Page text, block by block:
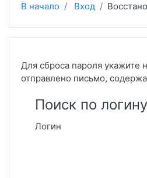
В начало Вход
Для сброса пароля укажите
отправлено письмо,
Поиск по логину
Логин